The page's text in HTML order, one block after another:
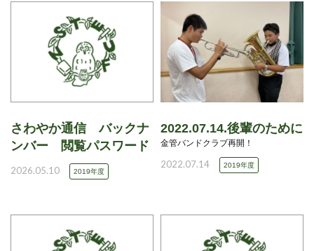
さわやか通信 バックナ
ンバー 閲覧パスワード
2026.05.10 2019年度
2022.07.14.後輩のために
金管バンドクラブ再開！
2022.07.14 2019年度